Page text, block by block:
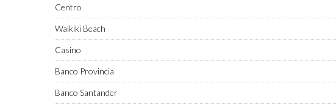
Centro
Waikiki Beach
Casino
Banco Provincia
Banco Santander